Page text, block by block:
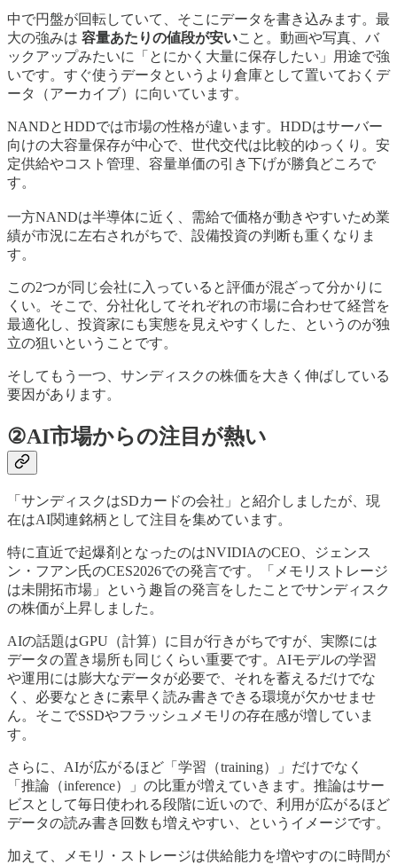
中で円盤が回転していて、そこにデータを書き込みます。最
大の強みは 容量あたりの値段が安いこと。動画や写真、バ
ックアップみたいに「とにかく大量に保存したい」用途で強
いです。すぐ使うデータというより倉庫として置いておくデ
ータ（アーカイブ）に向いています。
NANDとHDDでは市場の性格が違います。HDDはサーバー
向けの大容量保存が中心で、世代交代は比較的ゆっくり。安
定供給やコスト管理、容量単価の引き下げが勝負どころで
す。
一方NANDは半導体に近く、需給で価格が動きやすいため業
績が市況に左右されがちで、設備投資の判断も重くなりま
す。
この2つが同じ会社に入っていると評価が混ざって分かりに
くい。そこで、分社化してそれぞれの市場に合わせて経営を
最適化し、投資家にも実態を見えやすくした、というのが独
立の狙いということです。
そしてもう一つ、サンディスクの株価を大きく伸ばしている
要因があります。
②AI市場からの注目が熱い
「サンディスクはSDカードの会社」と紹介しましたが、現
在はAI関連銘柄として注目を集めています。
特に直近で起爆剤となったのはNVIDIAのCEO、ジェンス
ン・フアン氏のCES2026での発言です。「メモリストレージ
は未開拓市場」という趣旨の発言をしたことでサンディスク
の株価が上昇しました。
AIの話題はGPU（計算）に目が行きがちですが、実際には
データの置き場所も同じくらい重要です。AIモデルの学習
や運用には膨大なデータが必要で、それを蓄えるだけでな
く、必要なときに素早く読み書きできる環境が欠かせませ
ん。そこでSSDやフラッシュメモリの存在感が増していま
す。
さらに、AIが広がるほど「学習（training）」だけでなく
「推論（inference）」の比重が増えていきます。推論はサー
ビスとして毎日使われる段階に近いので、利用が広がるほど
データの読み書き回数も増えやすい、というイメージです。
加えて、メモリ・ストレージは供給能力を増やすのに時間が